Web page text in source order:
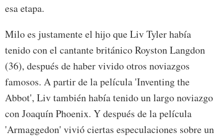
esa etapa.
Milo es justamente el hijo que Liv Tyler había
tenido con el cantante británico Royston Langdon
(36), después de haber vivido otros noviazgos
famosos. A partir de la película 'Inventing the
Abbot', Liv también había tenido un largo noviazgo
con Joaquín Phoenix. Y después de la película
'Armaggedon' vivió ciertas especulaciones sobre un